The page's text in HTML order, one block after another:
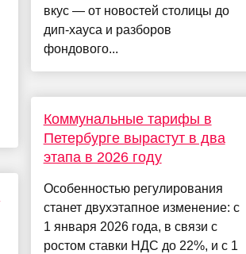
вкус — от новостей столицы до
дип-хауса и разборов
фондового...
Коммунальные тарифы в
Петербурге вырастут в два
этапа в 2026 году
Особенностью регулирования
станет двухэтапное изменение: с
1 января 2026 года, в связи с
ростом ставки НДС до 22%, и с 1